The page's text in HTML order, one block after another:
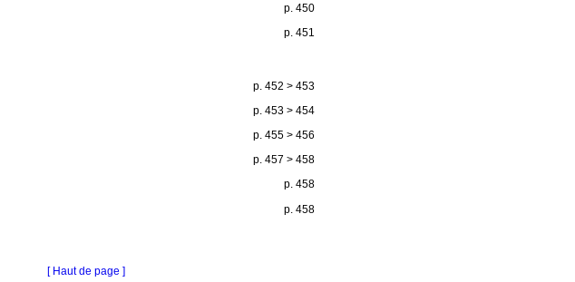
p. 450
p. 451
p. 452 > 453
p. 453 > 454
p. 455 > 456
p. 457 > 458
p. 458
p. 458
[ Haut de page ]